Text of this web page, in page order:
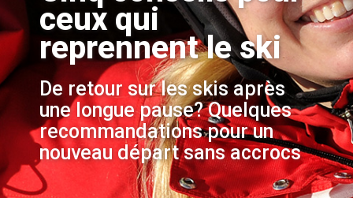
ceux qui
reprennent le ski
De retour sur les skis après
une longue pause? Quelques
recommandations pour un
nouveau départ sans accrocs